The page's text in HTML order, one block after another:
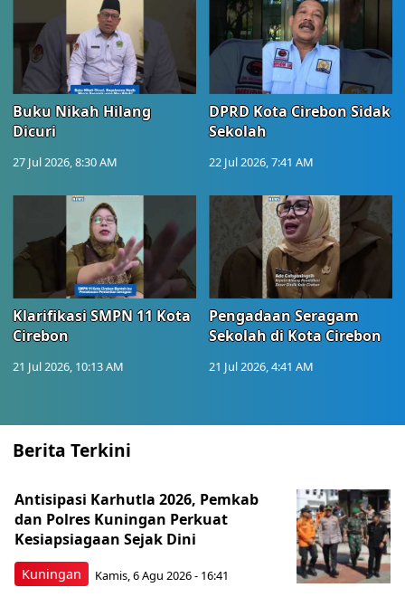
Buku Nikah Hilang
Dicuri
27 Jul 2026, 8:30 AM
DPRD Kota Cirebon Sidak
Sekolah
22 Jul 2026, 7:41 AM
Klarifikasi SMPN 11 Kota
Cirebon
21 Jul 2026, 10:13 AM
Pengadaan Seragam
Sekolah di Kota Cirebon
21 Jul 2026, 4:41 AM
Berita Terkini
Kuningan
Antisipasi Karhutla 2026, Pemkab
dan Polres Kuningan Perkuat
Kesiapsiagaan Sejak Dini
Kamis, 6 Agu 2026 - 16:41